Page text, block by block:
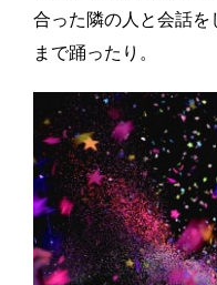
合った隣の人と会話を
まで踊ったり。